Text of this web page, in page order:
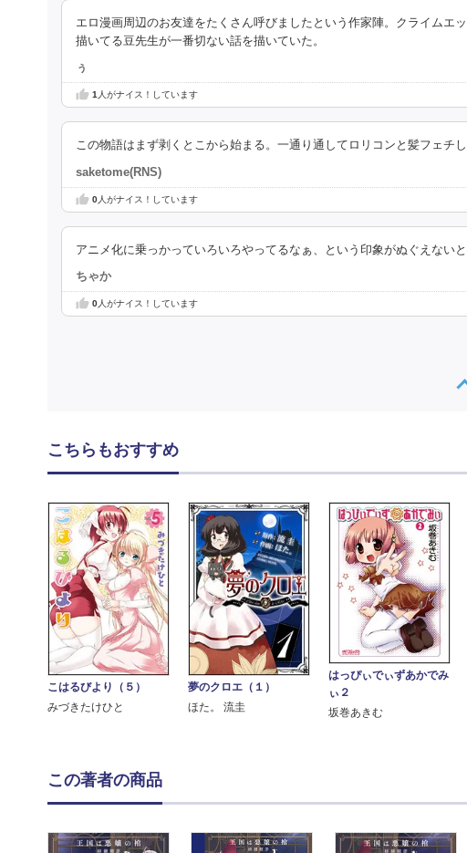
エロ漫画周辺のお友達をたくさん呼びましたという作家陣。クライムエ
描いてる豆先生が一番切ない話を描いていた。
ぅ
1人がナイス！しています
この物語はまず剥くとこから始まる。一通り通してロリコンと髪フェチ
saketome(RNS)
0人がナイス！しています
アニメ化に乗っかっていろいろやってるなぁ、という印象がぬぐえない
ちゃか
0人がナイス！しています
こちらもおすすめ
こはるびより（５）
みづきたけひと
夢のクロエ（１）
ほた。 流圭
はっぴぃでぃずあかでみ
ぃ２
坂巻あきむ
この著者の商品